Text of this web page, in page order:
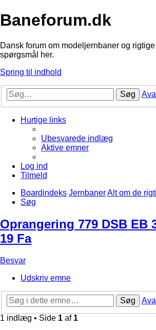
Baneforum.dk
Dansk forum om modeljernbaner og
spørgsmål her.
Spring til indhold
Søg
Hurtige links
Ubesvarede indlæg
Aktive emner
Log ind
Tilmeld
Boardindeks JernbanerAlt om de
Søg
Oprangering 779 DSB EB
19 Fa
Besvar
Udskriv emne
Søg
1 indlæg • Side 1 af 1